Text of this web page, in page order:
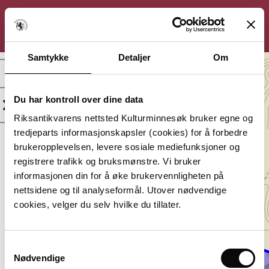
Samtykke Detaljer Om
Du har kontroll over dine data
Riksantikvarens nettsted Kulturminnesøk bruker egne og
tredjeparts informasjonskapsler (cookies) for å forbedre
brukeropplevelsen, levere sosiale mediefunksjoner og
registrere trafikk og bruksmønstre. Vi bruker
informasjonen din for å øke brukervennligheten på
nettsidene og til analyseformål. Utover nødvendige
cookies, velger du selv hvilke du tillater.
Nødvendige
gruveanlegg
Kategori:
Bebyggelse-
Infrastruktur
Beliggenhet:
Agder, Kvinesdal
Vernestatus:
Uten vern
Datering:
1900 tallet,
første kvartal
Agder fylkeskommune
KULTURMINNESØK